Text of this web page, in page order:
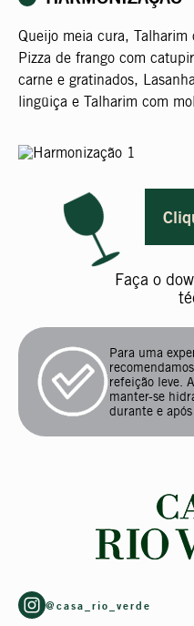
Queijo meia cura, Talharim
Pizza de frango com
carne e gratinados,
lingüiça e Talharim com
Faça o
Para uma
refeição leve.
manter-se
durante e
@casa_rio_verde